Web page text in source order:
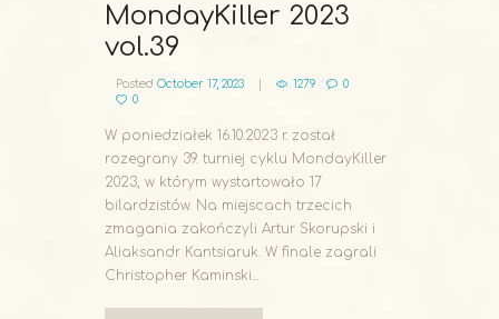
MondayKiller 2023
vol.39
Posted October 17, 2023 1279
0
0
W poniedziałek 16.10.2023 r. został
rozegrany 39. turniej cyklu MondayKiller
2023, w którym wystartowało 17
bilardzistów. Na miejscach trzecich
zmagania zakończyli Artur Skorupski i
Aliaksandr Kantsiaruk. W finale zagrali
Christopher Kaminski...